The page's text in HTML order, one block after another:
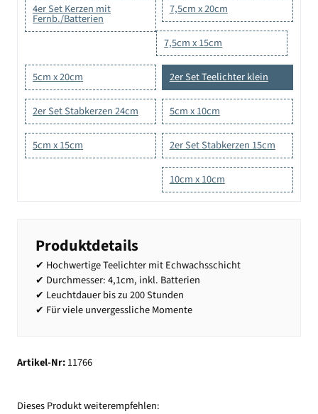
4er Set Kerzen mit
Fernb./Batterien
7,5cm x 20cm
7,5cm x 15cm
2er Set Teelichter klein
5cm x 20cm
5cm x 10cm
2er Set Stabkerzen 24cm
2er Set Stabkerzen 15cm
5cm x 15cm
10cm x 10cm
Produktdetails
✔ Hochwertige Teelichter mit Echwachsschicht
✔ Durchmesser: 4,1cm, inkl. Batterien
✔ Leuchtdauer bis zu 200 Stunden
✔ Für viele unvergessliche Momente
Artikel-Nr:11766
Dieses Produkt weiterempfehlen: